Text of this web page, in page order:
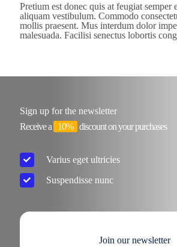
Pretium est donec quis at feugiat semper
aliquam vestibulum. Commodo
mollis praesent. Mus interdum dolor
malesuada. Facilisi senectus lobortis
Sign up for the newsletter
Receive a
10% discount on your purchases
Varius eget ultricies
Suspendisse nunc
Join our newsletter